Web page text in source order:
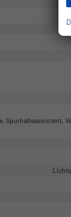
Spurhalteassistent,